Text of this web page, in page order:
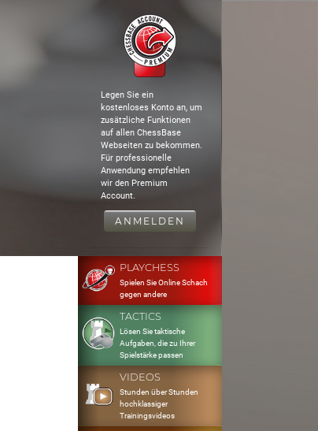
Legen Sie ein
kostenloses Konto an, um
zusätzliche Funktionen
auf allen ChessBase
Webseiten zu bekommen.
Für professionelle
Anwendung empfehlen
wir den Premium
Account.
ANMELDEN
PLAYCHESS
Spielen Sie Online Schach
gegen andere
TACTICS
Lösen Sie taktische
Aufgaben, die zu Ihrer
Spielstärke passen
VIDEOS
Stunden über Stunden
hochklassiger
Trainingsvideos